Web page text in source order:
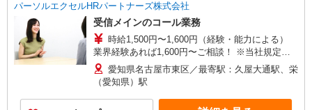
パーソルエクセルHRパートナーズ株式会社
受信メインのコール業務
時給1,500円〜1,600円（経験・能力による）
業界経験あれば1,600円〜ご相談！ ※当社規定あ
り 愛知県名古屋市東区／最寄駅：久屋大通駅、栄
（愛知県）駅